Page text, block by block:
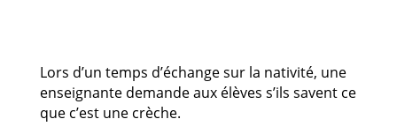
Lors d’un temps d’échange sur la nativité, une
enseignante demande aux élèves s’ils savent ce
que c’est une crèche.